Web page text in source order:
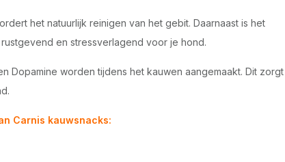
het natuurlijk reinigen van het gebit. Daarnaast is het
en stressverlagend voor je hond.
Dopamine worden tijdens het kauwen aangemaakt. Dit zorgt
Carnis kauwsnacks: